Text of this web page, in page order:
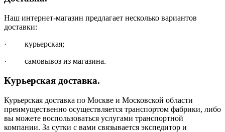
Наш интернет-магазин предлагает несколько вариантов
доставки:
· курьерская;
· самовывоз из магазина.
Курьерская доставка.
Курьерская доставка по Москве и Московской области
преимущественно осуществляется транспортом фабрики, либо
вы можете воспользоваться услугами транспортной
компании. За сутки с вами связывается экспедитор и